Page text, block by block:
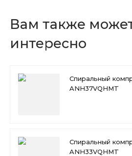
Вам также
интересно
Спиральный
ANH37VQHMT
Спиральный
ANH33VQHMT